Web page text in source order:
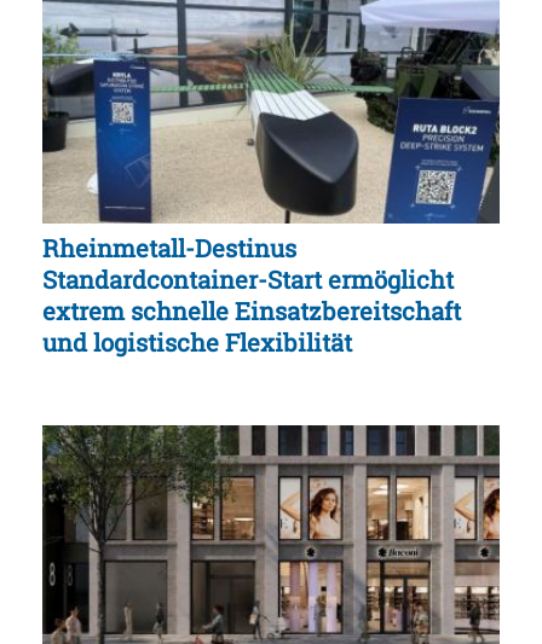
Rheinmetall-Destinus
Standardcontainer-Start ermöglicht
extrem schnelle Einsatzbereitschaft
und logistische Flexibilität